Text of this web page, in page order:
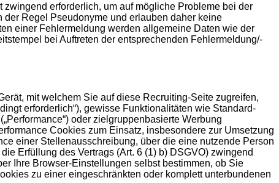
erforderlich, um auf mögliche Probleme bei der
Regel Pseudonyme und erlauben daher keine
einer Fehlermeldung werden allgemeine Daten wie der
bei Auftreten der entsprechenden Fehlermeldung/-
mit welchem Sie auf diese Recruiting-Seite zugreifen,
erforderlich“), gewisse Funktionalitäten wie Standard-
oder zielgruppenbasierte Werbung
Cookies zum Einsatz, insbesondere zur Umsetzung
einer Stellenausschreibung, über die eine nutzende Person
Erfüllung des Vertrags (Art. 6 (1) b) DSGVO) zwingend
Ihre Browser-Einstellungen selbst bestimmen, ob Sie
zu einer eingeschränkten oder komplett unterbundenen